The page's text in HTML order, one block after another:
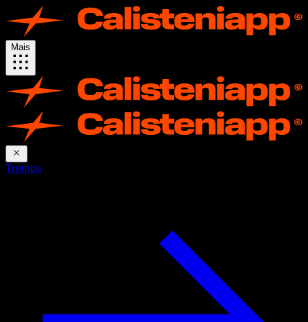
Mais
Treinos